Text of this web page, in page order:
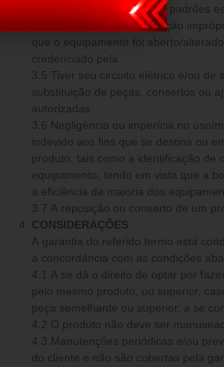
instalação elétrica fora dos padrões
3.4 Instalação ou manutenção
que o equipamento foi aberto/
credenciado pela .
3.5 Tiver seu circuito elétrico e/ou de
substituição de peças, consertos ou
autorizadas.
3.6 Negligência ou imperícia no uso/
indevido aos fins que se destina ou
produto, tais como a identificação de
equipamento, tendo em vista que a
a eficiência da maioria dos
3.7 A reposição ou conserto de um
CONSIDERAÇÕES
A garantia do referido termo está
a concordância com as condições
4.1 A se dá o direito de optar por fazer a reparação do produto, substitui-lo por
pelo mesmo produto, ou superior,
peça
4.2 O produto não deve ser
4.3 Manutenções periódicas e/ou
do cliente e não são cobertas pela